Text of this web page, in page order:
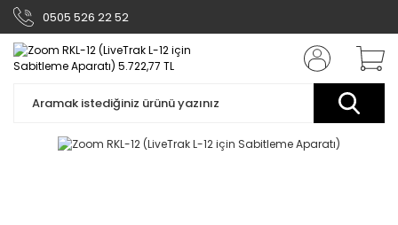
0505 526 22 52